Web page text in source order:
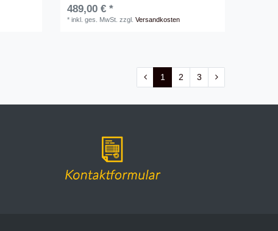
489,00 € *
*inkl. ges. MwSt. zzgl.Versandkosten
1 2 3